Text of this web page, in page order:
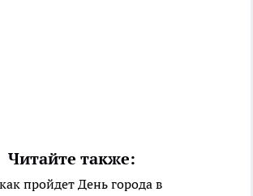
Читайте также:
пройдет День города в